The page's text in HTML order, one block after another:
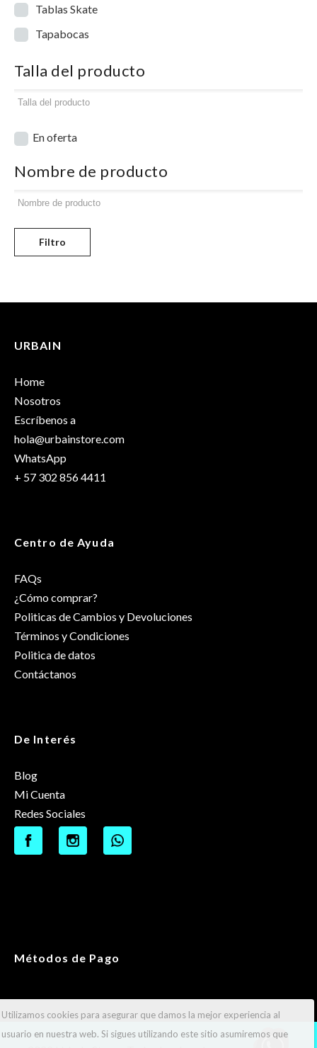
Tablas Skate
Tapabocas
Talla del producto
En oferta
Nombre de producto
Filtro
URBAIN
Home
Nosotros
Escríbenos a
hola@urbainstore.com
WhatsApp
+ 57 302 856 4411
Centro de Ayuda
FAQs
¿Cómo comprar?
Politicas de Cambios y Devoluciones
Términos y Condiciones
Politica de datos
Contáctanos
De Interés
Blog
Mi Cuenta
Redes Sociales
Métodos de Pago
Utilizamos cookies para asegurar que damos la mejor experiencia al
usuario en nuestra web. Si sigues utilizando este sitio asumiremos que